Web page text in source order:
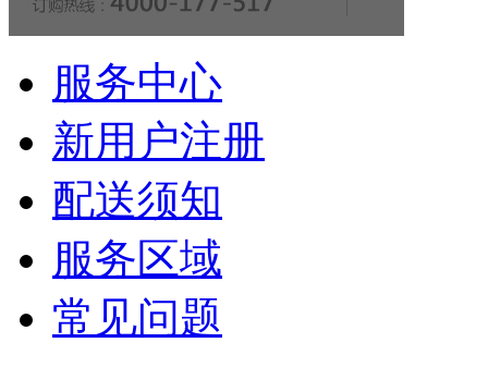
服务中心
新用户注册
配送须知
服务区域
常见问题